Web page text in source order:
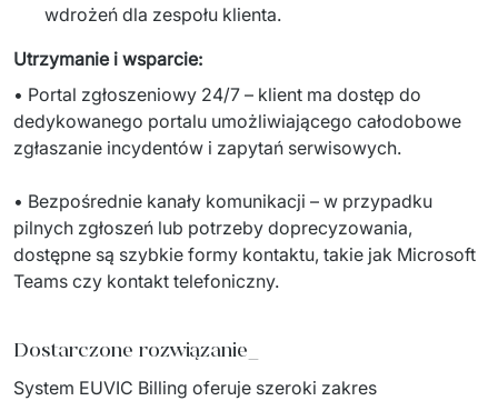
wdrożeń dla zespołu klienta.
Utrzymanie i wsparcie:
• Portal zgłoszeniowy 24/7 – klient ma dostęp do
dedykowanego portalu umożliwiającego całodobowe
zgłaszanie incydentów i zapytań serwisowych.
• Bezpośrednie kanały komunikacji – w przypadku
pilnych zgłoszeń lub potrzeby doprecyzowania,
dostępne są szybkie formy kontaktu, takie jak Microsoft
Teams czy kontakt telefoniczny.
Dostarczone rozwiązanie_
System EUVIC Billing oferuje szeroki zakres